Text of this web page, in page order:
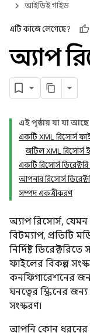
আইডিই গাইড
এটি কাজে লেগেছে?
অ্যাপ
এই পৃষ্ঠায় যা যা আছে
একটি XML রিসোর্স
জটিল XML
একটি রিসোর্স
আপনার রিসোর্স
সম্পদ একত্রীকরণ
অ্যাপ রিসোর্স, যেমন
বিটম্যাপ, প্রতিটি
নির্দিষ্ট
ফাইলের বিকল্প
কনফিগারেশনের
ঘনত্বের স্ক্রিনের
সংস্করণ।
আপনি কোন ধরনের